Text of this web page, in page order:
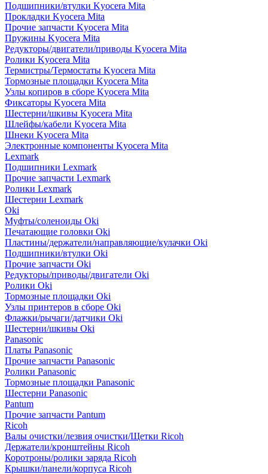
Подшипники/втулки Kyocera Mita
Прокладки Kyocera Mita
Прочие запчасти Kyocera Mita
Пружины Kyocera Mita
Редукторы/двигатели/приводы Kyocera Mita
Ролики Kyocera Mita
Термистры/Термостаты Kyocera Mita
Тормозные площадки Kyocera Mita
Узлы копиров в сборе Kyocera Mita
Фиксаторы Kyocera Mita
Шестерни/шкивы Kyocera Mita
Шлейфы/кабели Kyocera Mita
Шнеки Kyocera Mita
Электронные компоненты Kyocera Mita
Lexmark
Подшипники Lexmark
Прочие запчасти Lexmark
Ролики Lexmark
Шестерни Lexmark
Oki
Муфты/соленоиды Oki
Печатающие головки Oki
Пластины/держатели/направляющие/кулачки Oki
Подшипники/втулки Oki
Прочие запчасти Oki
Редукторы/приводы/двигатели Oki
Ролики Oki
Тормозные площадки Oki
Узлы принтеров в сборе Oki
Флажки/рычаги/датчики Oki
Шестерни/шкивы Oki
Panasonic
Платы Panasonic
Прочие запчасти Panasonic
Ролики Panasonic
Тормозные площадки Panasonic
Шестерни Panasonic
Pantum
Прочие запчасти Pantum
Ricoh
Валы очистки/лезвия очистки/Щетки Ricoh
Держатели/кронштейны Ricoh
Коротроны/ролики заряда Ricoh
Крышки/панели/корпуса Ricoh